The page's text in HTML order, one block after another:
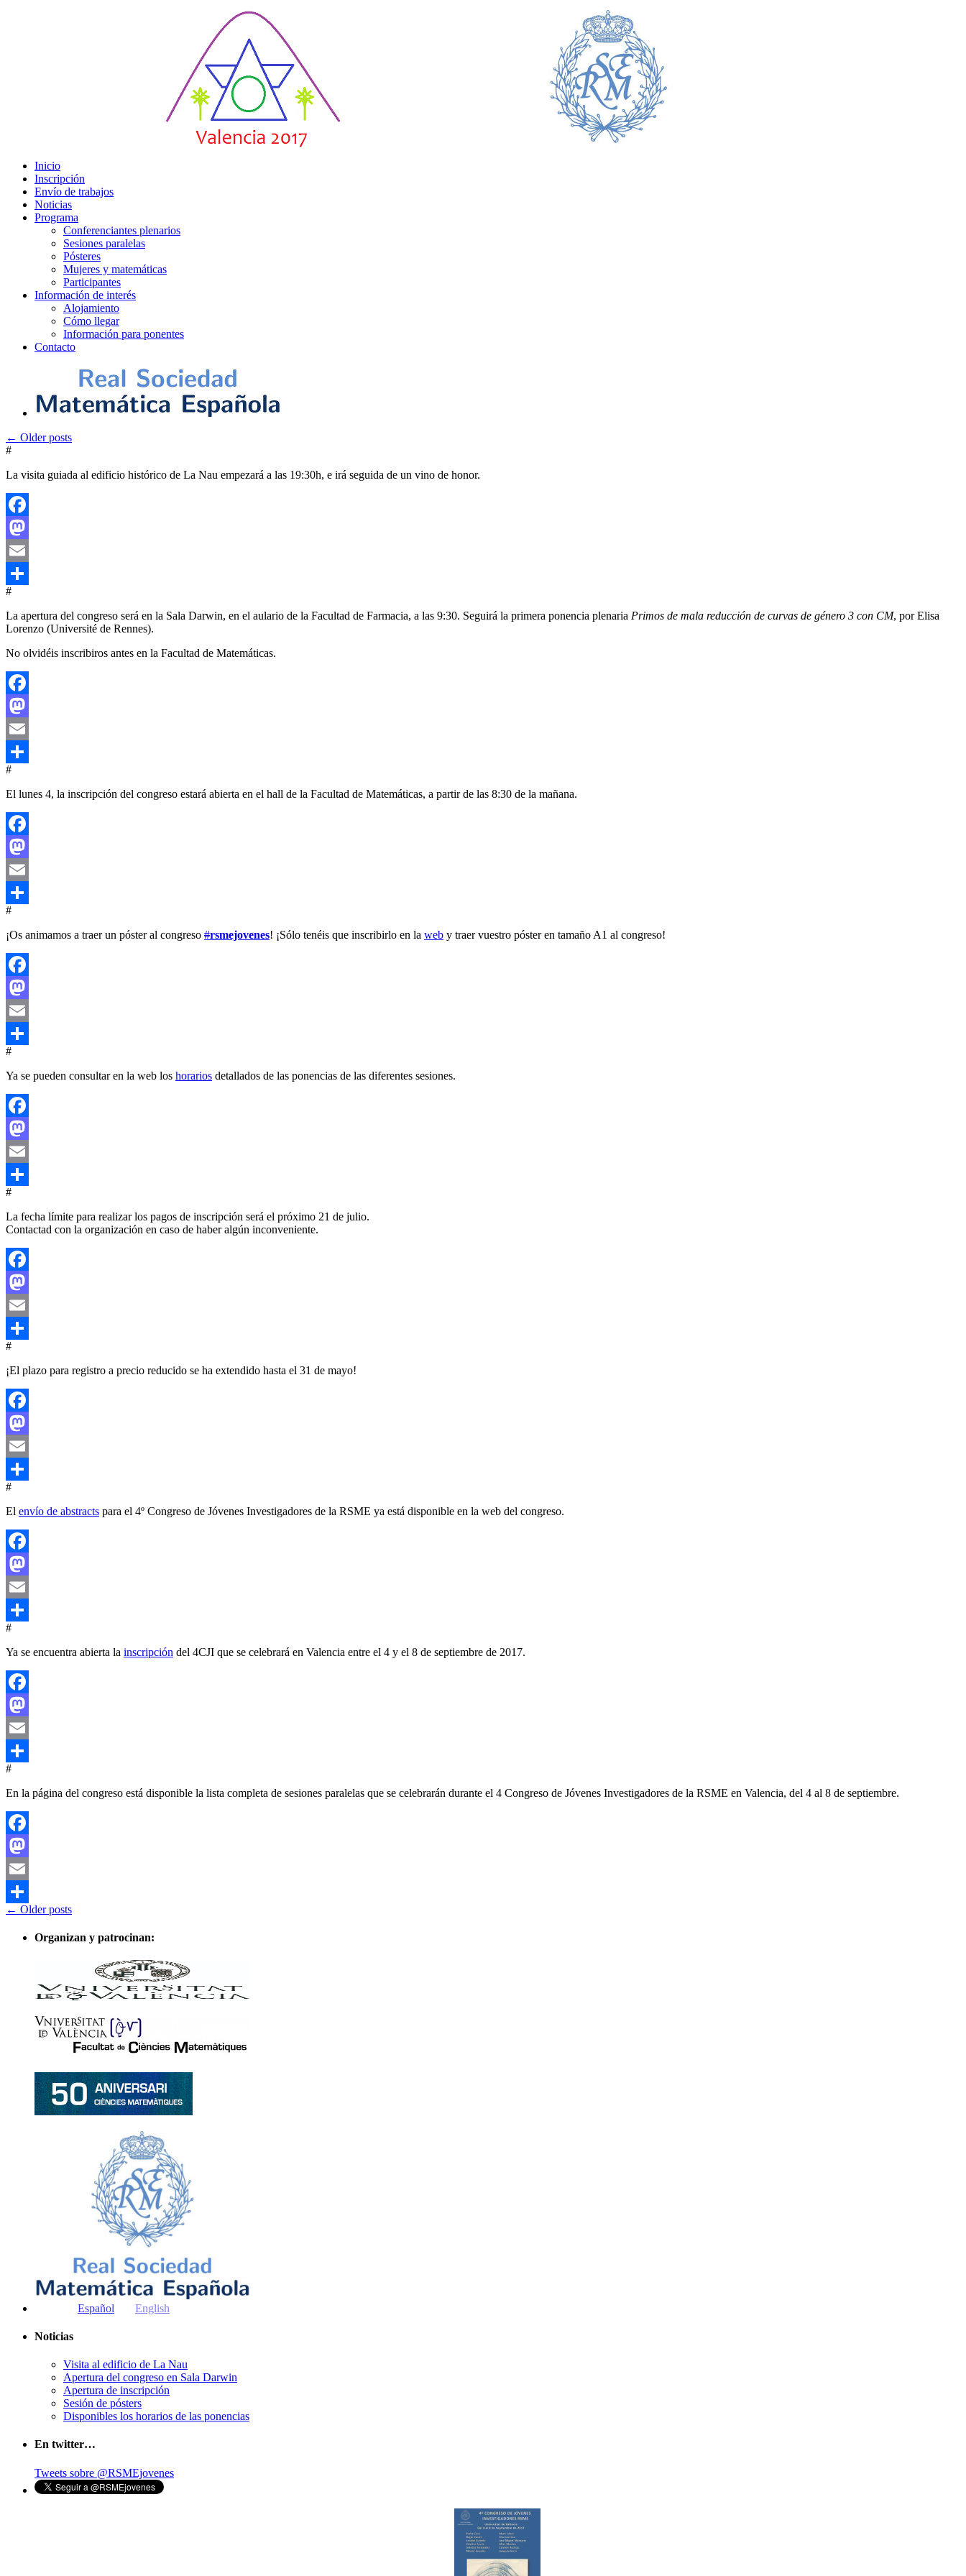
Inicio
Inscripción
Envío de trabajos
Noticias
Programa
Conferenciantes plenarios
Sesiones paralelas
Pósteres
Mujeres y matemáticas
Participantes
Información de interés
Alojamiento
Cómo llegar
Información para ponentes
Contacto
← Older posts
#
La visita guiada al edificio histórico de La Nau empezará a las 19:30h, e irá seguida de un vino de honor.
Facebook
Mastodon
Email
Compartir
#
La apertura del congreso será en la Sala Darwin, en el aulario de la Facultad de Farmacia, a las 9:30. Seguirá la primera ponencia plenaria Primos de mala reducción de curvas de género 3 con CM, por Elisa
Lorenzo (Université de Rennes).
No olvidéis inscribiros antes en la Facultad de Matemáticas.
Facebook
Mastodon
Email
Compartir
#
El lunes 4, la inscripción del congreso estará abierta en el hall de la Facultad de Matemáticas, a partir de las 8:30 de la mañana.
Facebook
Mastodon
Email
Compartir
#
¡Os animamos a traer un póster al congreso #rsmejovenes! ¡Sólo tenéis que inscribirlo en la web y traer vuestro póster en tamaño A1 al congreso!
Facebook
Mastodon
Email
Compartir
#
Ya se pueden consultar en la web los horarios detallados de las ponencias de las diferentes sesiones.
Facebook
Mastodon
Email
Compartir
#
La fecha límite para realizar los pagos de inscripción será el próximo 21 de julio.
Contactad con la organización en caso de haber algún inconveniente.
Facebook
Mastodon
Email
Compartir
#
¡El plazo para registro a precio reducido se ha extendido hasta el 31 de mayo!
Facebook
Mastodon
Email
Compartir
#
El envío de abstracts para el 4º Congreso de Jóvenes Investigadores de la RSME ya está disponible en la web del congreso.
Facebook
Mastodon
Email
Compartir
#
Ya se encuentra abierta la inscripción del 4CJI que se celebrará en Valencia entre el 4 y el 8 de septiembre de 2017.
Facebook
Mastodon
Email
Compartir
#
En la página del congreso está disponible la lista completa de sesiones paralelas que se celebrarán durante el 4 Congreso de Jóvenes Investigadores de la RSME en Valencia, del 4 al 8 de septiembre.
Facebook
Mastodon
Email
Compartir
← Older posts
Organizan y patrocinan:
Español English
Noticias
Visita al edificio de La Nau
Apertura del congreso en Sala Darwin
Apertura de inscripción
Sesión de pósters
Disponibles los horarios de las ponencias
En twitter…
Tweets sobre @RSMEjovenes